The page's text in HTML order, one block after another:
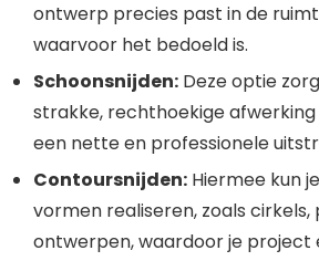
ontwerp precies past in de
waarvoor het bedoeld is.
Schoonsnijden: Deze optie
strakke, rechthoekige afwerking
een nette en professionele
Contoursnijden: Hiermee kun
vormen realiseren, zoals
ontwerpen, waardoor je project